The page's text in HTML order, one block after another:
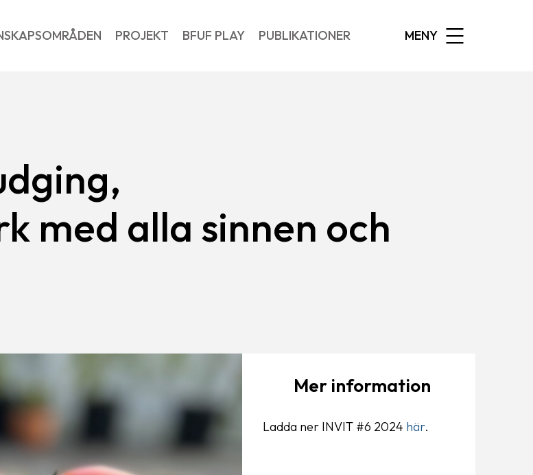
PROJEKT BFUF PLAY PUBLIKATIONER MENY
EXPANDED
med alla sinnen och
Mer information
Ladda ner INVIT #6 2024 här.